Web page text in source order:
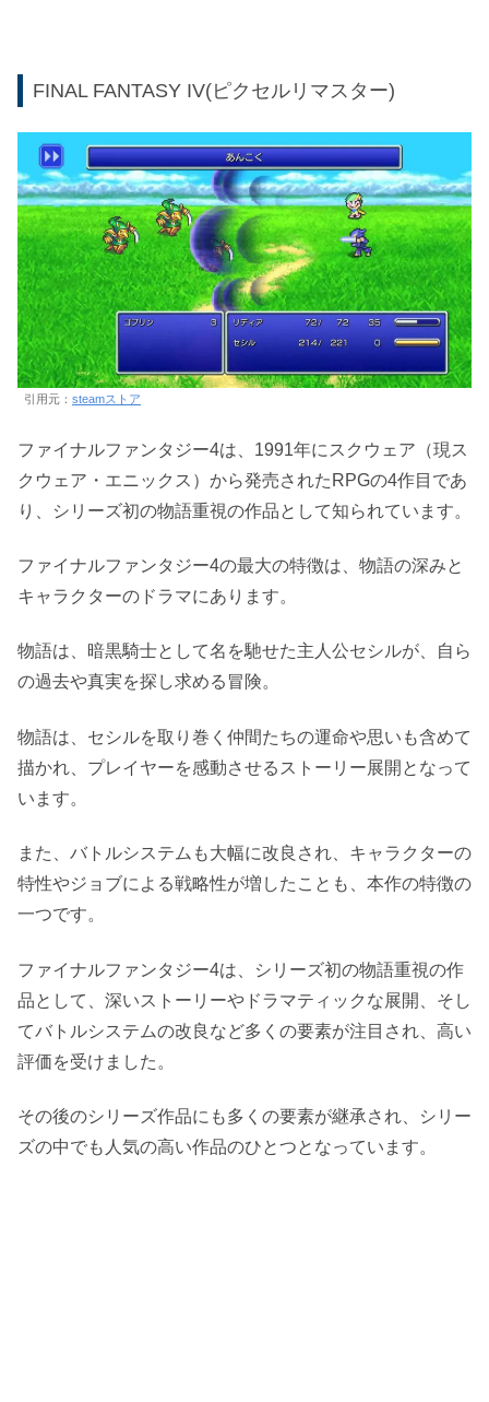
FINAL FANTASY IV(ピクセルリマスター)
引用元： steamストア
ファイナルファンタジー4は、1991年にスクウェア（現ス
クウェア・エニックス）から発売されたRPGの4作目であ
り、シリーズ初の物語重視の作品として知られています。
ファイナルファンタジー4の最大の特徴は、物語の深みと
キャラクターのドラマにあります。
物語は、暗黒騎士として名を馳せた主人公セシルが、自ら
の過去や真実を探し求める冒険。
物語は、セシルを取り巻く仲間たちの運命や思いも含めて
描かれ、プレイヤーを感動させるストーリー展開となって
います。
また、バトルシステムも大幅に改良され、キャラクターの
特性やジョブによる戦略性が増したことも、本作の特徴の
一つです。
ファイナルファンタジー4は、シリーズ初の物語重視の作
品として、深いストーリーやドラマティックな展開、そし
てバトルシステムの改良など多くの要素が注目され、高い
評価を受けました。
その後のシリーズ作品にも多くの要素が継承され、シリー
ズの中でも人気の高い作品のひとつとなっています。